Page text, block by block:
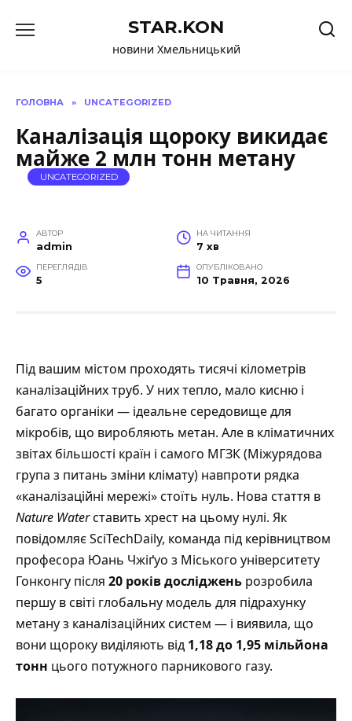
до
STAR.KON
новини Хмельницький
ГОЛОВНА » UNCATEGORIZED
Каналізація щороку викидає
майже 2 млн тонн метану
UNCATEGORIZED
АВТОР
admin
НА ЧИТАННЯ
7 хв
ПЕРЕГЛЯДІВ
5
ОПУБЛІКОВАНО
10 Травня, 2026
Під вашим містом проходять тисячі кілометрів
каналізаційних труб. У них тепло, мало кисню і
багато органіки — ідеальне середовище для
мікробів, що виробляють метан. Але в кліматичних
звітах більшості країн і самого МГЗК (Міжурядова
група з питань зміни клімату) навпроти рядка
«каналізаційні мережі» стоїть нуль. Нова стаття в
Nature Waterставить хрест на цьому нулі. Як
повідомляє SciTechDaily, команда під керівництвом
професора Юань Чжіґуо з Міського університету
Гонконгу після 20 років досліджень розробила
першу в світі глобальну модель для підрахунку
метану з каналізаційних систем — і виявила, що
вони щороку виділяють від 1,18 до 1,95 мільйона
тонн цього потужного парникового газу.